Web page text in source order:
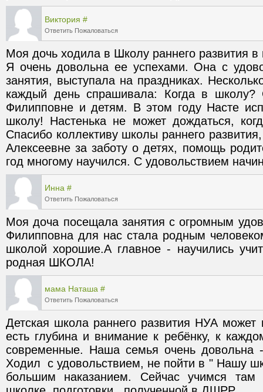
Виктория #
Ответить Пожаловаться
Моя дочь ходила в Школу раннего развития
Я очень довольна ее успехами. Она с
занятия, выступала на праздниках.
каждый день спрашивала: Когда в школу?
Филипповне и детям. В этом году Насте
школу! Настенька не может дождаться,
Спасибо коллективу школы раннего
Алексеевне за заботу о детях, помощь
год многому научился. С удовольствием
Инна #
Ответить Пожаловаться
Моя доча посещала занятия с огромным
Филипповна для нас стала родным
школой хорошие.А главное - научились
родная ШКОЛА!
мама Наташа #
Ответить Пожаловаться
Детская школа раннего развития НУА
есть глубина и внимание к ребёнку, к
современные. Наша семья очень
Ходил  с удовольствием, не пойти в " Нашу
большим наказанием. Сейчас учимся